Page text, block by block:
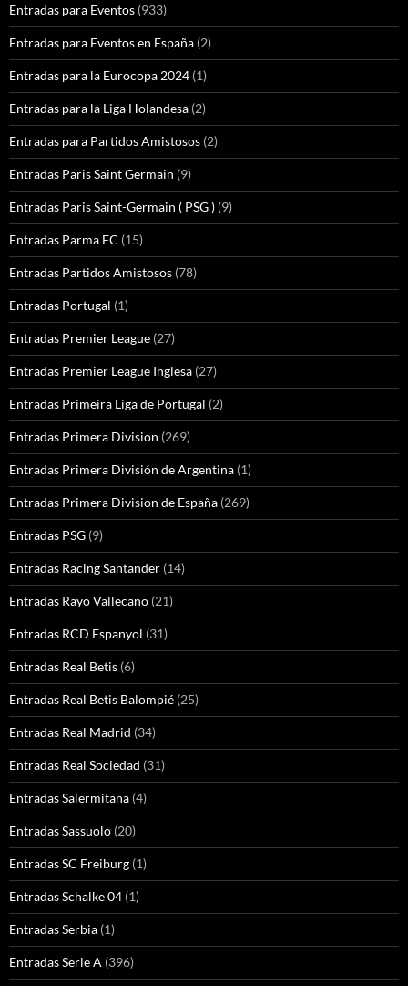
Entradas para Eventos (933)
Entradas para Eventos en España (2)
Entradas para la Eurocopa 2024 (1)
Entradas para la Liga Holandesa (2)
Entradas para Partidos Amistosos (2)
Entradas Paris Saint Germain (9)
Entradas Paris Saint-Germain ( PSG ) (9)
Entradas Parma FC (15)
Entradas Partidos Amistosos (78)
Entradas Portugal (1)
Entradas Premier League (27)
Entradas Premier League Inglesa (27)
Entradas Primeira Liga de Portugal (2)
Entradas Primera Division (269)
Entradas Primera División de Argentina (1)
Entradas Primera Division de España (269)
Entradas PSG (9)
Entradas Racing Santander (14)
Entradas Rayo Vallecano (21)
Entradas RCD Espanyol (31)
Entradas Real Betis (6)
Entradas Real Betis Balompié (25)
Entradas Real Madrid (34)
Entradas Real Sociedad (31)
Entradas Salermitana (4)
Entradas Sassuolo (20)
Entradas SC Freiburg (1)
Entradas Schalke 04 (1)
Entradas Serbia (1)
Entradas Serie A (396)